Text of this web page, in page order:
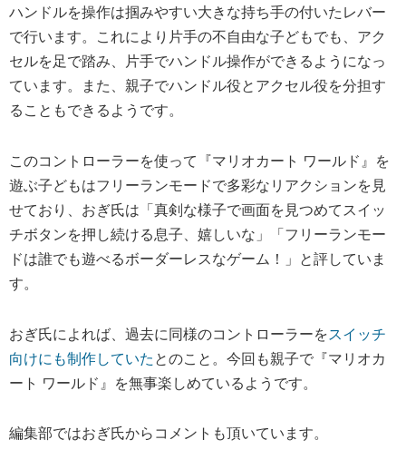
ハンドルを操作は掴みやすい大きな持ち手の付いたレバー
で行います。これにより片手の不自由な子どもでも、アク
セルを足で踏み、片手でハンドル操作ができるようになっ
ています。また、親子でハンドル役とアクセル役を分担す
ることもできるようです。
このコントローラーを使って『マリオカート ワールド』を
遊ぶ子どもはフリーランモードで多彩なリアクションを見
せており、おぎ氏は「真剣な様子で画面を見つめてスイッ
チボタンを押し続ける息子、嬉しいな 」「フリーランモー
ドは誰でも遊べるボーダーレスなゲーム！」と評していま
す。
おぎ氏によれば、過去に同様のコントローラーをスイッチ
向けにも制作していたとのこと。今回も親子で『マリオカ
ート ワールド』を無事楽しめているようです。
編集部ではおぎ氏からコメントも頂いています。